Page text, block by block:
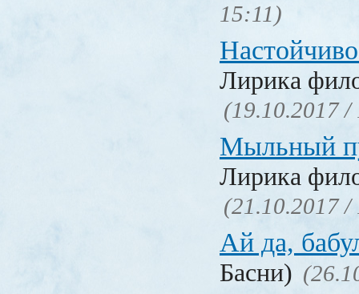
15:11)
Лирика
(19.10.2017 /
Мыльный
Лирика
(21.10.2017 /
Ай да,
Басни)